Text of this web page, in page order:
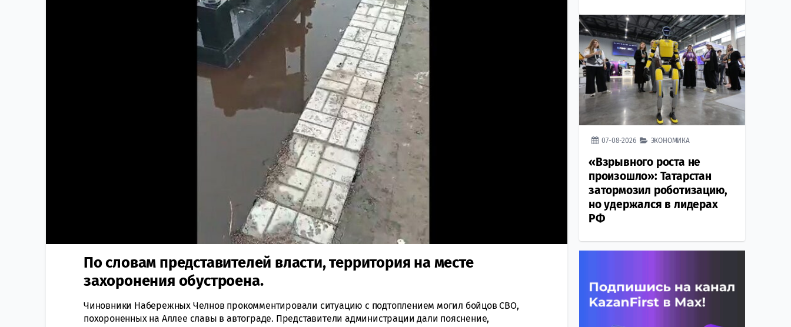
По словам представителей власти, территория на месте
захоронения обустроена.
Чиновники Набережных Челнов прокомментировали ситуацию с подтоплением могил бойцов СВО,
похороненных на Аллее славы в автограде. Представители администрации дали пояснение,
07-08-2026 ЭКОНОМИКА
«Взрывного роста не
произошло»: Татарстан
затормозил роботизацию,
но удержался в лидерах
РФ